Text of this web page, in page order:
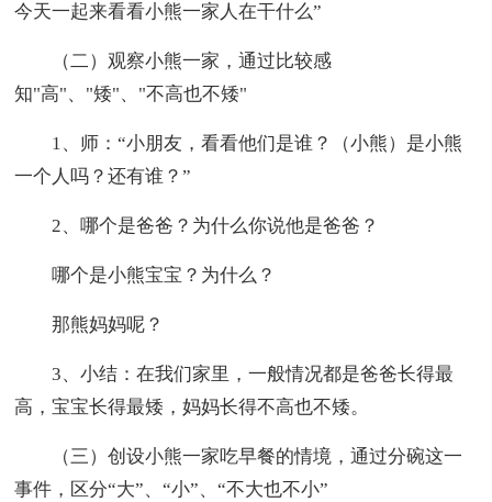
今天一起来看看小熊一家人在干什么”
（二）观察小熊一家，通过比较感
知"高"、"矮"、"不高也不矮"
1、师：“小朋友，看看他们是谁？（小熊）是小熊
一个人吗？还有谁？”
2、哪个是爸爸？为什么你说他是爸爸？
哪个是小熊宝宝？为什么？
那熊妈妈呢？
3、小结：在我们家里，一般情况都是爸爸长得最
高，宝宝长得最矮，妈妈长得不高也不矮。
（三）创设小熊一家吃早餐的情境，通过分碗这一
事件，区分“大”、“小”、“不大也不小”